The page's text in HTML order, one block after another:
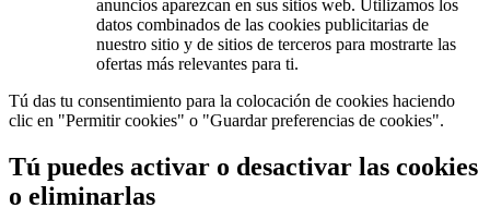
anuncios aparezcan en sus sitios web. Utilizamos los
datos combinados de las cookies publicitarias de
nuestro sitio y de sitios de terceros para mostrarte las
ofertas más relevantes para ti.
Tú das tu consentimiento para la colocación de cookies haciendo
clic en "Permitir cookies" o "Guardar preferencias de cookies".
Tú puedes activar o desactivar las cookies
o eliminarlas